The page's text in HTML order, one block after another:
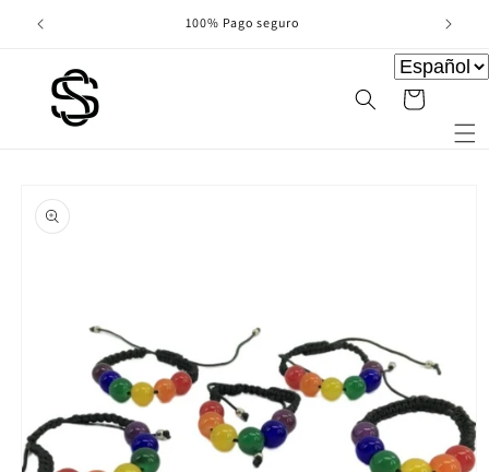
directamente
100% Pago seguro
Carrito
a la
información